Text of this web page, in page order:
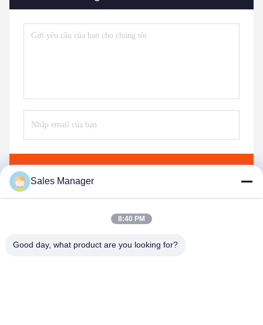
Sales Manager
8:40 PM
Good day, what product are you looking for?